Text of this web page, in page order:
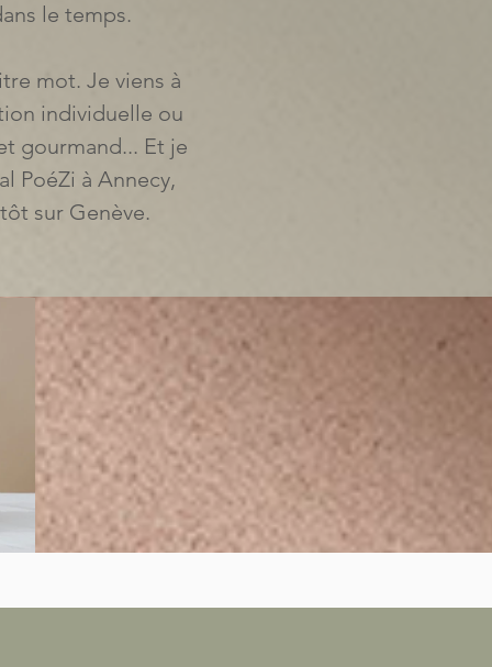
le temps.
mot. Je viens à
individuelle ou
gourmand... Et je
PoéZi à Annecy,
sur Genève.